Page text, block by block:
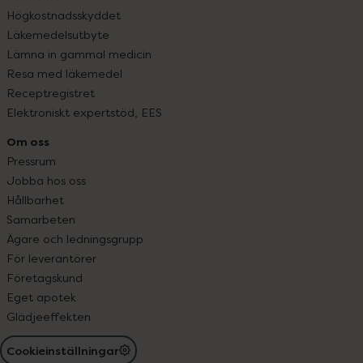
Högkostnadsskyddet
Läkemedelsutbyte
Lämna in gammal medicin
Resa med läkemedel
Receptregistret
Elektroniskt expertstöd, EES
Om oss
Pressrum
Jobba hos oss
Hållbarhet
Samarbeten
Ägare och ledningsgrupp
För leverantörer
Företagskund
Eget apotek
Glädjeeffekten
Cookieinställningar